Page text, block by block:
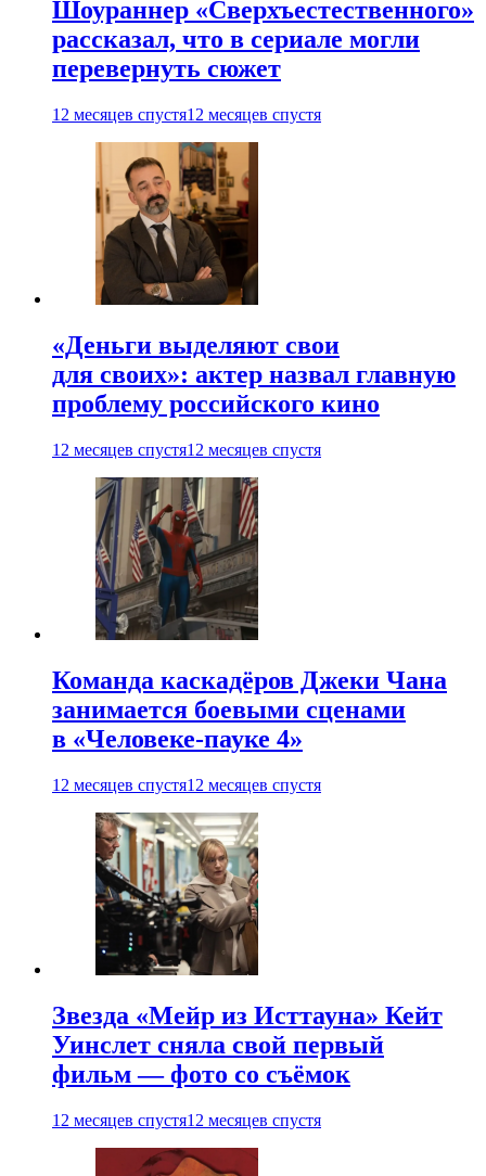
Шоураннер «Сверхъестественного»
рассказал, что в сериале могли
перевернуть сюжет
12 месяцев спустя12 месяцев спустя
«Деньги выделяют свои
для своих»: актер назвал главную
проблему российского кино
12 месяцев спустя12 месяцев спустя
Команда каскадёров Джеки Чана
занимается боевыми сценами
в «Человеке-пауке 4»
12 месяцев спустя12 месяцев спустя
Звезда «Мейр из Исттауна» Кейт
Уинслет сняла свой первый
фильм — фото со съёмок
12 месяцев спустя12 месяцев спустя